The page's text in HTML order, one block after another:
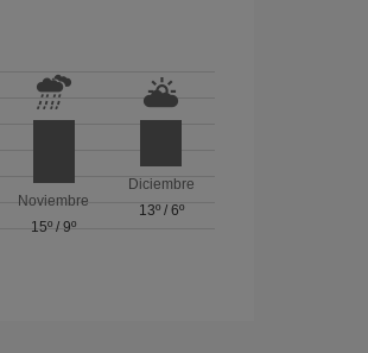
Noviembre
15º /9º
Diciembre
13º/ 6º